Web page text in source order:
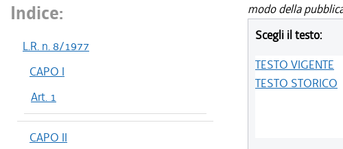
Indice:
L.R. n. 8/1977
CAPO I
Art. 1
CAPO II
modo della
Scegli il testo:
TESTO VIGENTE
TESTO STORICO